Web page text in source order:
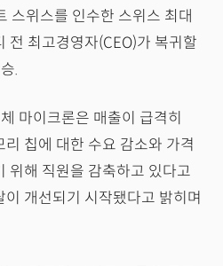
스위스를 인수한 스위스 최대
전 최고경영자(CEO)가 복귀할
.
마이크론은 매출이 급격히
칩에 대한 수요 감소와 가격
위해 직원을 감축하고 있다고
개선되기 시작됐다고 밝히며